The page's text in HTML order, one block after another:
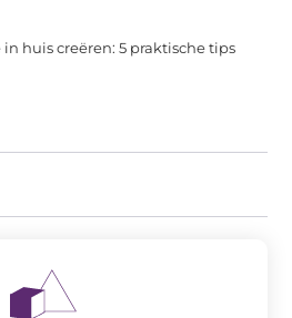
huis creëren: 5 praktische tips